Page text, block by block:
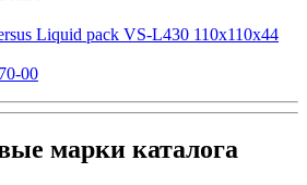
Liquid pack VS-L430 110х110х44
00
марки каталога